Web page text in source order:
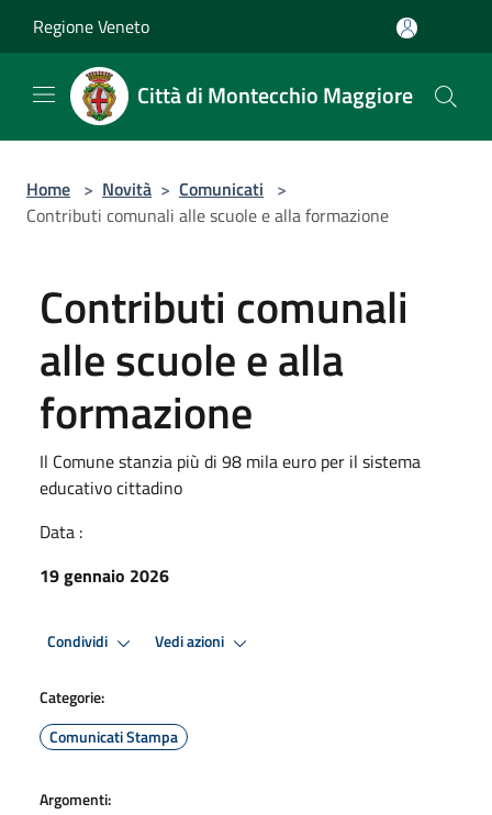
Regione Veneto
Città di Montecchio Maggiore
Home > Novità > Comunicati >
Contributi comunali alle scuole e alla formazione
Contributi comunali
alle scuole e alla
formazione
Il Comune stanzia più di 98 mila euro per il sistema
educativo cittadino
Data :
19 gennaio 2026
Condividi Vedi azioni
Categorie:
Comunicati Stampa
Argomenti: